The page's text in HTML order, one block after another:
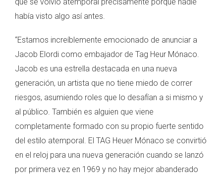
había visto algo así antes.
“Estamos increíblemente emocionado de anunciar a
Jacob Elordi como embajador de Tag Heur Mónaco.
Jacob es una estrella destacada en una nueva
generación, un artista que no tiene miedo de correr
riesgos, asumiendo roles que lo desafían a si mismo y
al público. También es alguien que viene
completamente formado con su propio fuerte sentido
del estilo atemporal. El TAG Heuer Mónaco se convirtió
en el reloj para una nueva generación cuando se lanzó
por primera vez en 1969 y no hay mejor abanderado